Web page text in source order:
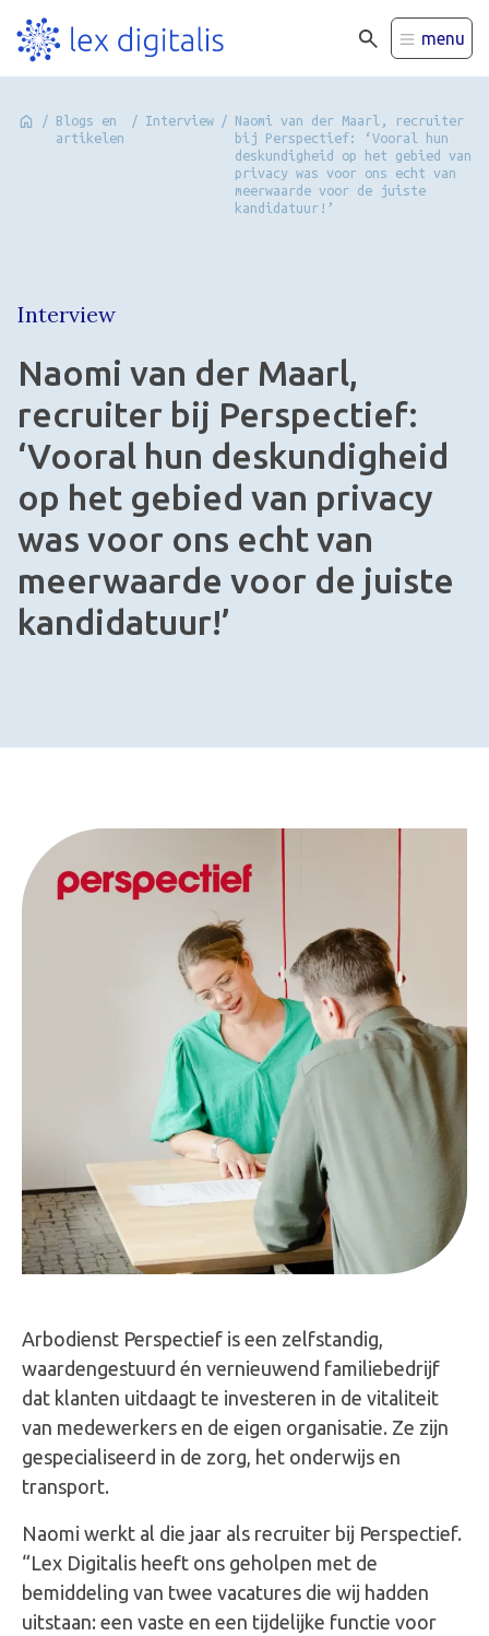
menu
/ Blogs en
artikelen
/ Interview / Naomi van der Maarl, recruiter
bij Perspectief: ‘Vooral hun
deskundigheid op het gebied van
privacy was voor ons echt van
meerwaarde voor de juiste
kandidatuur!’
Interview
Naomi van der Maarl,
recruiter bij Perspectief:
‘Vooral hun deskundigheid
op het gebied van privacy
was voor ons echt van
meerwaarde voor de juiste
kandidatuur!’
Arbodienst Perspectief is een zelfstandig,
waardengestuurd én vernieuwend familiebedrijf
dat klanten uitdaagt te investeren in de vitaliteit
van medewerkers en de eigen organisatie. Ze zijn
gespecialiseerd in de zorg, het onderwijs en
transport.
Naomi werkt al die jaar als recruiter bij Perspectief.
“Lex Digitalis heeft ons geholpen met de
bemiddeling van twee vacatures die wij hadden
uitstaan: een vaste en een tijdelijke functie voor